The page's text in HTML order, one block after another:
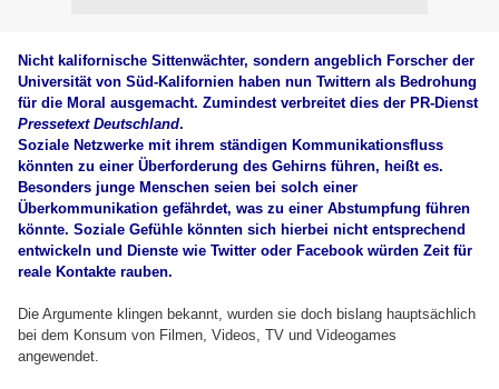
Nicht kalifornische Sittenwächter, sondern angeblich Forscher der
Universität von Süd-Kalifornien haben nun Twittern als Bedrohung
für die Moral ausgemacht. Zumindest verbreitet dies der PR-Dienst
Pressetext Deutschland.
Soziale Netzwerke mit ihrem ständigen Kommunikationsfluss
könnten zu einer Überforderung des Gehirns führen, heißt es.
Besonders junge Menschen seien bei solch einer
Überkommunikation gefährdet, was zu einer Abstumpfung führen
könnte. Soziale Gefühle könnten sich hierbei nicht entsprechend
entwickeln und Dienste wie Twitter oder Facebook würden Zeit für
reale Kontakte rauben.
Die Argumente klingen bekannt, wurden sie doch bislang hauptsächlich
bei dem Konsum von Filmen, Videos, TV und Videogames
angewendet.